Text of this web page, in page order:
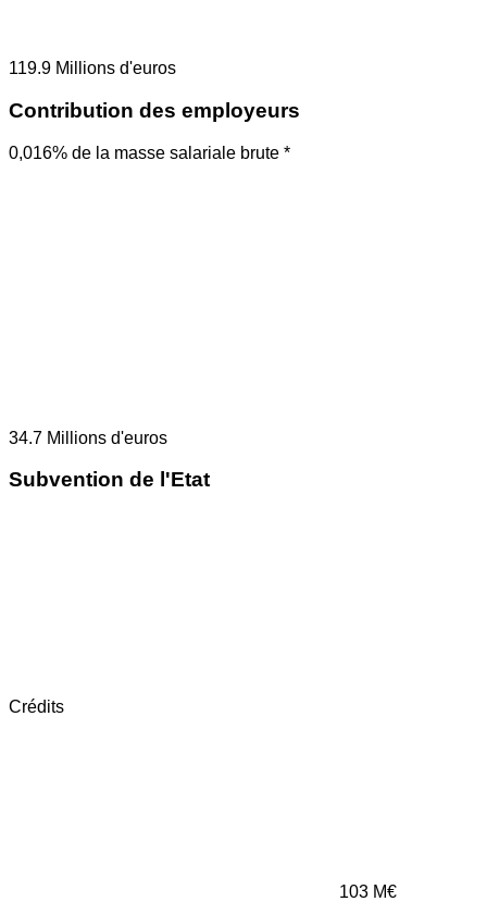
119.9 Millions d'euros
Contribution des employeurs
0,016% de la masse salariale brute *
34.7 Millions d'euros
Subvention de l'Etat
Crédits
103 M€